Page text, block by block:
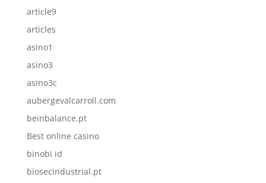
article9
articles
asino1
asino3
asino3c
aubergevalcarroll.com
beinbalance.pt
Best online casino
binobi id
biosecindustrial.pt